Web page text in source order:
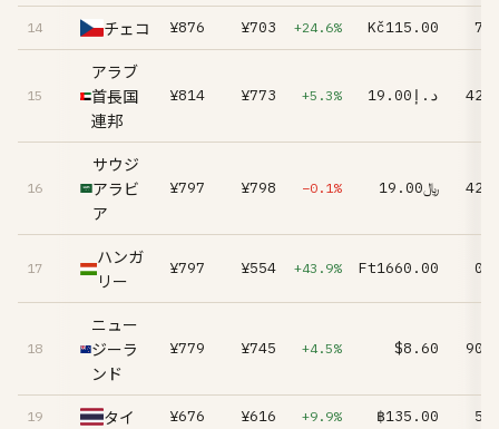
14 チェコ ¥876 ¥703 +24.6% Kč115.00
15
アラブ
首長国
連邦
¥814 ¥773 +5.3% د.إ19.00
16
サウジ
アラビ
ア
¥797 ¥798 −0.1% ﷼19.00
17
ハンガ
リー
¥797 ¥554 +43.9% Ft1660.00
18
ニュー
ジーラ
ンド
¥779 ¥745 +4.5% $8.60
19 タイ ¥676 ¥616 +9.9% ฿135.00